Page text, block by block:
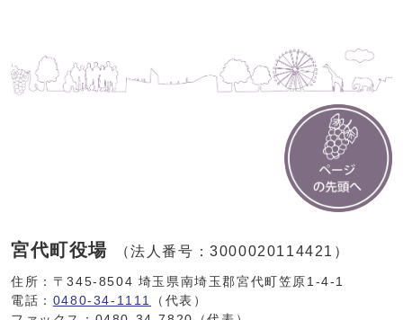
宮代町役場 （法人番号：3000020114421）
住所：〒345-8504 埼玉県南埼玉郡宮代町笠原1-4-1
電話： 0480-34-1111
（代表）